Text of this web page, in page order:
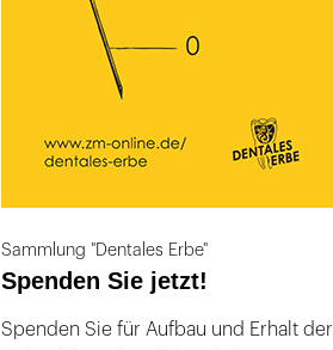
Sammlung "Dentales Erbe"
Spenden Sie jetzt!
Spenden Sie für Aufbau und Erhalt der